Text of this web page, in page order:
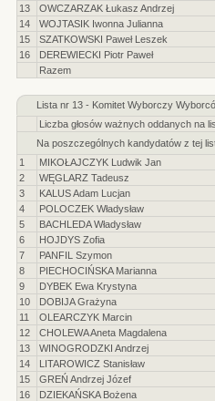
13
OWCZARZAK Łukasz Andrzej
14
WOJTASIK Iwonna Julianna
15
SZATKOWSKI Paweł Leszek
16
DEREWIECKI Piotr Paweł
Razem
Lista nr 13 - Komitet Wyborczy
Liczba głosów ważnych oddanych na
Na poszczególnych kandydatów z tej
1
MIKOŁAJCZYK Ludwik Jan
2
WĘGLARZ Tadeusz
3
KALUS Adam Lucjan
4
POLOCZEK Władysław
5
BACHLEDA Władysław
6
HOJDYS Zofia
7
PANFIL Szymon
8
PIECHOCIŃSKA Marianna
9
DYBEK Ewa Krystyna
10
DOBIJA Grażyna
11
OLEARCZYK Marcin
12
CHOLEWA Aneta Magdalena
13
WINOGRODZKI Andrzej
14
LITAROWICZ Stanisław
15
GREŃ Andrzej Józef
16
DZIEKAŃSKA Bożena